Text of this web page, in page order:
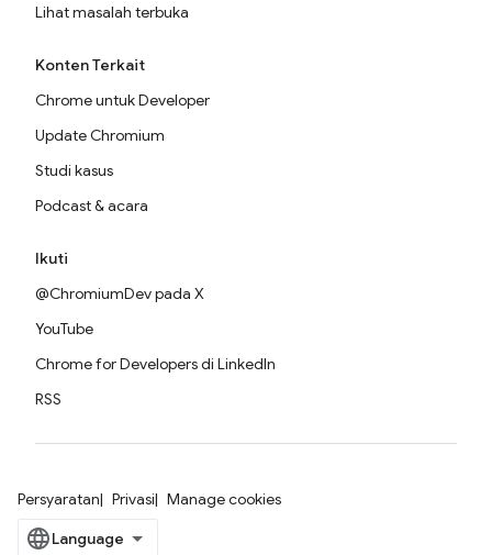
Lihat masalah terbuka
Konten Terkait
Chrome untuk Developer
Update Chromium
Studi kasus
Podcast & acara
Ikuti
@ChromiumDev pada X
YouTube
Chrome for Developers di LinkedIn
RSS
Persyaratan Privasi Manage cookies